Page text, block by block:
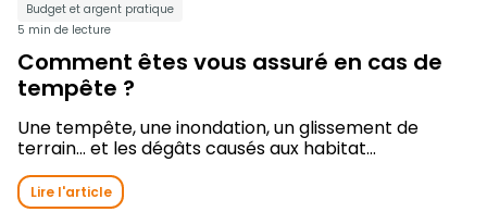
Budget et argent pratique
5 min de lecture
Comment êtes vous assuré en cas de
tempête ?
Une tempête, une inondation, un glissement de
terrain… et les dégâts causés aux habitat...
Lire l'article